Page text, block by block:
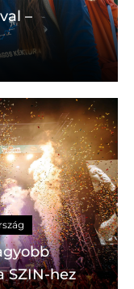
–
SZIN-hez